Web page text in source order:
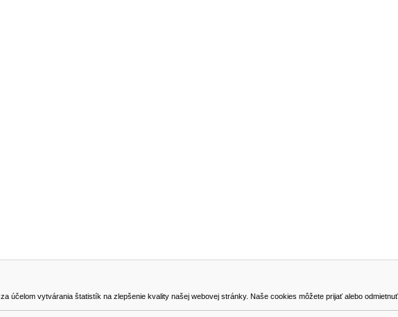
vytvárania štatistík na zlepšenie kvality našej webovej stránky. Naše cookies môžete prijať alebo odmietnuť